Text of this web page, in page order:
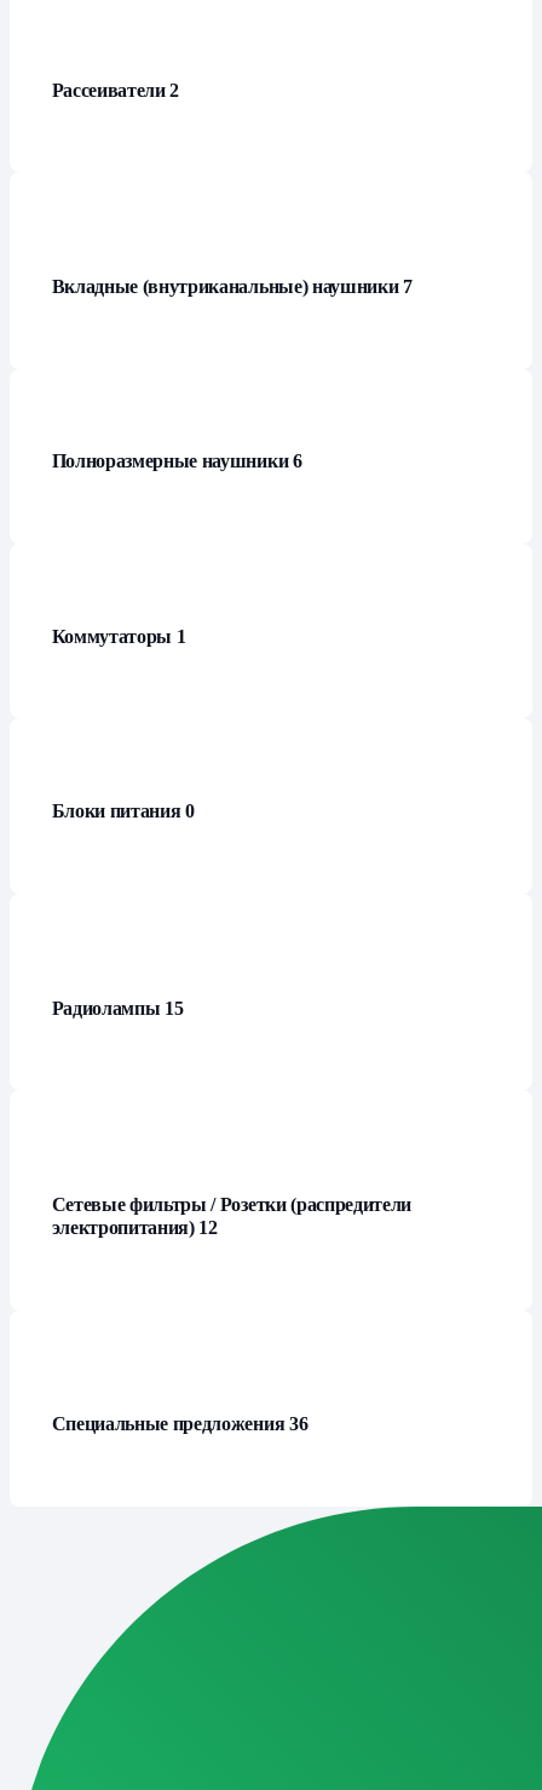
Рассеиватели2
Вкладные (внутриканальные) наушники 7
Полноразмерные наушники6
Коммутаторы 1
Блоки питания0
Радиолампы 15
Сетевые фильтры / Розетки (распредители
электропитания) 12
Специальные предложения36